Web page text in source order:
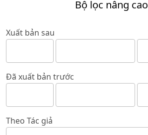
Bộ lọc nâng cao
Xuất bản sau
Đã xuất bản trước
Theo Tác giả